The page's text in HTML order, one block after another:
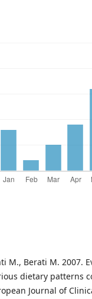
M., Berati M. 2007.
dietary patterns
Journal of